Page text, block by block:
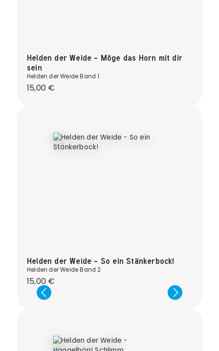
Helden der Weide - Möge das Horn mit dir
sein
Helden der Weide Band 1
Regulärer Preis:
15,00 €
Helden der Weide - So ein Stänkerbock!
Helden der Weide Band 2
Regulärer Preis:
15,00 €